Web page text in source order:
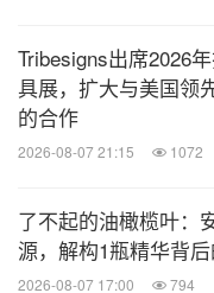
Tribesigns出席2026
具展，扩大与美国领
的合作
2026-08-07 21:15 1072
了不起的油橄榄叶：
源，解构1瓶精华背
2026-08-07 17:00 794